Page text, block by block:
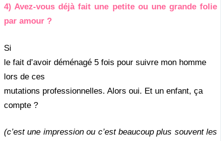
4) Avez-vous déjà fait une petite ou une grande folie
par amour ?
Si
le fait d’avoir déménagé 5 fois pour suivre mon homme
lors de ces
mutations professionnelles. Alors oui. Et un enfant, ça
compte ?
(c’est une impression ou c’est beaucoup plus souvent les